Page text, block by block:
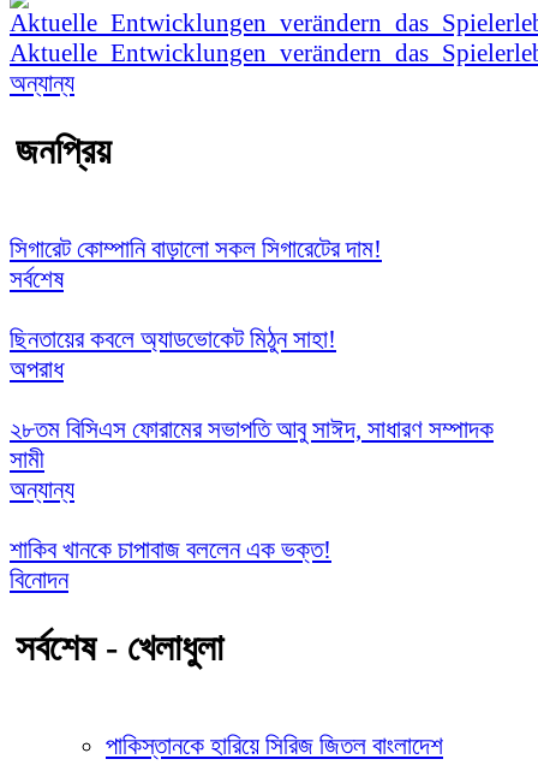
অন্যান্য
জনপ্রিয়
সিগারেট কোম্পানি বাড়ালো সকল সিগারেটের দাম!
সর্বশেষ
ছিনতায়ের কবলে অ্যাডভোকেট মিঠুন সাহা!
অপরাধ
২৮তম বিসিএস ফোরামের সভাপতি আবু সাঈদ, সাধারণ সম্পাদক
সামী
অন্যান্য
শাকিব খানকে চাপাবাজ বললেন এক ভক্ত!
বিনোদন
সর্বশেষ - খেলাধুলা
পাকিস্তানকে হারিয়ে সিরিজ জিতল বাংলাদেশ